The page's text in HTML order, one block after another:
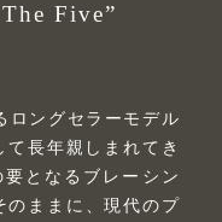
Five”
ロングセラーモデル
て長年親しまれてき
となるブレーシン
のままに、現代のプ